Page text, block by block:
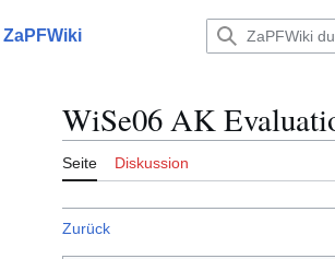
ZaPFWiki
WiSe06 AK
Seite Diskussion
Zurück